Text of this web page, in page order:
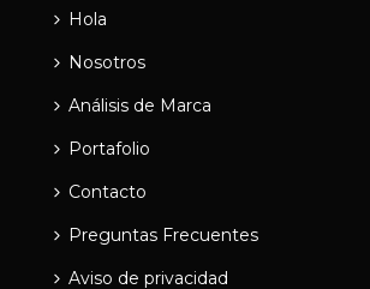
Hola
Nosotros
Análisis de Marca
Portafolio
Contacto
Preguntas Frecuentes
Aviso de privacidad